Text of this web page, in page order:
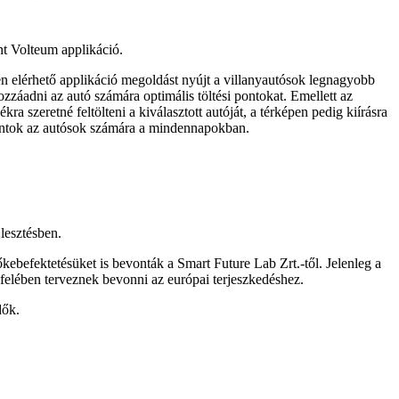
Volteum applikáció.
elérhető applikáció megoldást nyújt a villanyautósok legnagyobb
az autó számára optimális töltési pontokat. Emellett az
szeretné feltölteni a kiválasztott autóját, a térképen pedig kiírásra
az autósok számára a mindennapokban.
is bevonták a Smart Future Lab Zrt.-től. Jelenleg a
terveznek bevonni az európai terjeszkedéshez.